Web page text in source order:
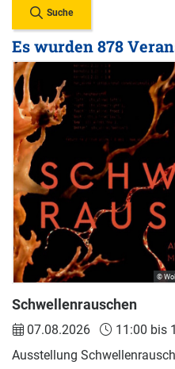
Suche
Es wurden 878
Schwellenrauschen
07.08.2026
11:00 bis
Ausstellung
©